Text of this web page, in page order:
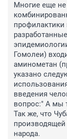
Многие еще не
профилактики
Гомолеи)
аминометан
указано
введения
вопрос:" А мы
Так же, что
производящей
народа.